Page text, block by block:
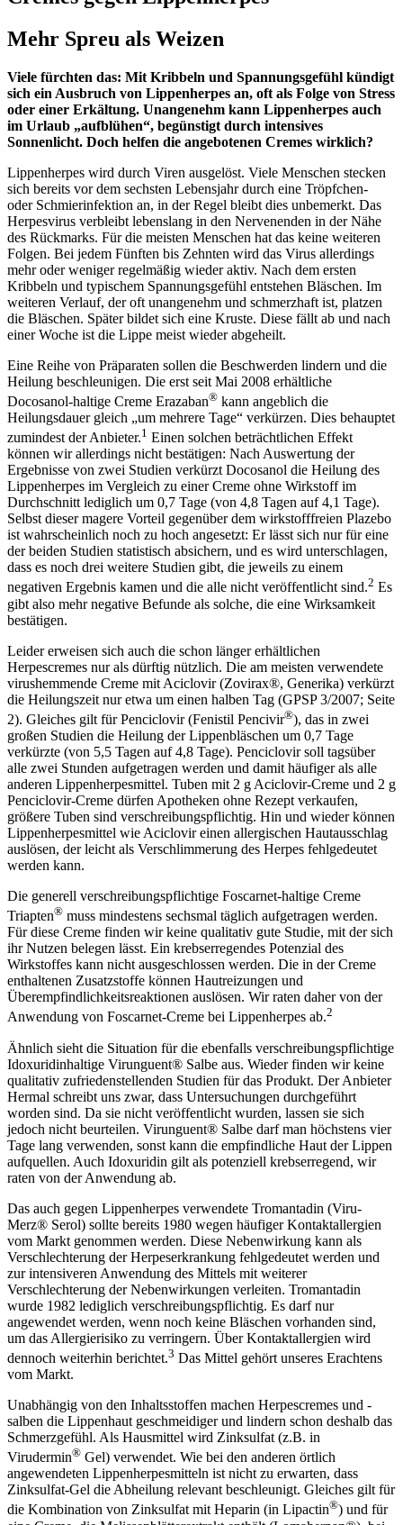
Mehr Spreu als Weizen
Viele fürchten das: Mit Kribbeln und Spannungsgefühl kündigt
sich ein Ausbruch von Lippenherpes an, oft als Folge von Stress
oder einer Erkältung. Unangenehm kann Lippenherpes auch
im Urlaub „aufblühen“, begünstigt durch intensives
Sonnenlicht. Doch helfen die angebotenen Cremes wirklich?
Lippenherpes wird durch Viren ausgelöst. Viele Menschen stecken
sich bereits vor dem sechsten Lebensjahr durch eine Tröpfchen-
oder Schmier­infektion an, in der Regel bleibt dies unbemerkt. Das
Herpesvirus verbleibt lebenslang in den Nervenenden in der Nähe
des Rückmarks. Für die meisten Menschen hat das keine weiteren
Folgen. Bei jedem Fünften bis Zehnten wird das Virus allerdings
mehr oder weniger regelmäßig wieder aktiv. Nach dem ersten
Kribbeln und typischem Spannungsgefühl entstehen Bläschen. Im
weiteren Verlauf, der oft unangenehm und schmerzhaft ist, platzen
die Bläschen. Später bildet sich eine Kruste. Diese fällt ab und nach
einer Woche ist die Lippe meist wieder abgeheilt.
Eine Reihe von Präparaten sollen die Beschwerden lindern und die
Heilung beschleunigen. Die erst seit Mai 2008 erhältliche
Docosanol-haltige Creme Erazaban® kann angeblich die
Heilungsdauer gleich „um mehrere Tage“ verkürzen. Dies behauptet
zumindest der Anbieter.1 Einen solchen beträchtlichen Effekt
können wir allerdings nicht bestätigen: Nach Auswertung der
Ergebnisse von zwei Studien verkürzt Docosanol die Heilung des
Lippenherpes im Vergleich zu einer Creme ohne Wirkstoff im
Durchschnitt lediglich um 0,7 Tage (von 4,8 Tagen auf 4,1 Tage).
Selbst dieser magere Vorteil gegenüber dem wirkstofffreien Plazebo
ist wahrscheinlich noch zu hoch angesetzt: Er lässt sich nur für eine
der beiden Studien statistisch absichern, und es wird unterschlagen,
dass es noch drei weitere Studien gibt, die jeweils zu einem
negativen Ergebnis kamen und die alle nicht veröffentlicht sind.2 Es
gibt also mehr negative Befunde als solche, die eine Wirksamkeit
bestätigen.
Leider erweisen sich auch die schon länger erhältlichen
Herpescremes nur als dürftig nützlich. Die am meisten verwendete
virushemmende Creme mit Aciclovir (Zovirax®, Generika) verkürzt
die Heilungszeit nur etwa um einen halben Tag (GPSP 3/2007; Seite
2). Gleiches gilt für Penciclovir (Fenistil Pencivir®), das in zwei
großen Studien die Heilung der Lippenbläschen um 0,7 Tage
verkürzte (von 5,5 Tagen auf 4,8 Tage). Penciclovir soll tagsüber
alle zwei Stunden aufgetragen werden und damit häufiger als alle
anderen Lippenherpesmittel. Tuben mit 2 g Aciclovir-Creme und 2 g
Penciclovir-Creme dürfen Apotheken ohne Rezept verkaufen,
größere Tuben sind verschreibungspflichtig. Hin und wieder können
Lippenherpesmittel wie Aciclovir einen allergischen Hautausschlag
auslösen, der leicht als Verschlimmerung des Herpes fehlgedeutet
werden kann.
Die generell verschreibungs­pflichtige Foscarnet-haltige Creme
Triapten® muss mindestens sechs­mal täglich auf­ge­tragen werden.
Für diese Creme finden wir keine qualitativ gute Studie, mit der sich
ihr Nutzen belegen lässt. Ein krebserregendes Potenzial des
Wirkstoffes kann nicht ausgeschlossen werden. Die in der Creme
enthaltenen Zusatzstoffe können Hautreizungen und
Überempfindlichkeitsreaktionen auslösen. Wir raten daher von der
Anwendung von Foscarnet-Creme bei Lippenherpes ab.2
Ähnlich sieht die Situation für die ebenfalls verschreibungspflichtige
Idoxuridinhaltige Virunguent® Salbe aus. Wieder finden wir keine
qualitativ zufriedenstellenden Studien für das Produkt. Der Anbieter
Hermal schreibt uns zwar, dass Untersuchungen durchgeführt
worden sind. Da sie nicht veröffentlicht wurden, lassen sie sich
jedoch nicht beurteilen. Virunguent® Salbe darf man höchstens vier
Tage lang verwenden, sonst kann die empfindliche Haut der Lippen
aufquellen. Auch Idoxuridin gilt als potenziell krebserregend, wir
raten von der Anwendung ab.
Das auch gegen Lippenherpes verwendete Tromantadin (Viru-
Merz® Serol) sollte bereits 1980 wegen häufiger Kontaktallergien
vom Markt genommen werden. Diese Nebenwirkung kann als
Verschlechterung der Herpeserkrankung fehlgedeutet werden und
zur intensiveren Anwendung des Mittels mit weiterer
Verschlechterung der Nebenwirkungen verleiten. Tromantadin
wurde 1982 lediglich verschreibungspflichtig. Es darf nur
angewendet werden, wenn noch keine Bläschen vorhanden sind,
um das Allergierisiko zu verringern. Über Kontaktallergien wird
dennoch weiterhin berichtet.3 Das Mittel gehört unseres Erachtens
vom Markt.
Unabhängig von den Inhaltsstoffen machen Herpescremes und -
salben die Lippenhaut geschmeidiger und lindern schon deshalb das
Schmerzgefühl. Als Hausmittel wird Zinksulfat (z.B. in
Virudermin® Gel) verwendet. Wie bei den anderen örtlich
angewendeten Lippenherpesmitteln ist nicht zu erwarten, dass
Zinksulfat-Gel die Abheilung relevant beschleunigt. Gleiches gilt für
die Kombination von Zinksulfat mit Heparin (in Lipactin®) und für